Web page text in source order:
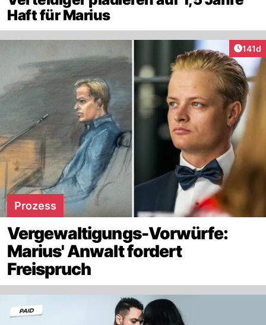
Haft für Marius
141d
Prozess
Vergewaltigungs-Vorwürfe:
Marius' Anwalt fordert
Freispruch